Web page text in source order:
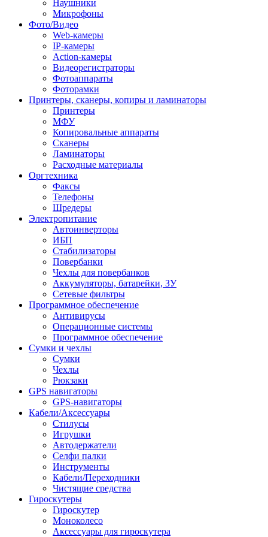
Наушники
Микрофоны
Фото/Видео
Web-камеры
IP-камеры
Action-камеры
Видеорегистраторы
Фотоаппараты
Фоторамки
Принтеры, сканеры, копиры и ламинаторы
Принтеры
МФУ
Копировальные аппараты
Сканеры
Ламинаторы
Расходные материалы
Оргтехника
Факсы
Телефоны
Шредеры
Электропитание
Автоинверторы
ИБП
Стабилизаторы
Повербанки
Чехлы для повербанков
Аккумуляторы, батарейки, ЗУ
Сетевые фильтры
Программное обеспечение
Антивирусы
Операционные системы
Программное обеспечение
Сумки и чехлы
Сумки
Чехлы
Рюкзаки
GPS навигаторы
GPS-навигаторы
Кабели/Аксессуары
Стилусы
Игрушки
Автодержатели
Селфи палки
Инструменты
Кабели/Переходники
Чистящие средства
Гироскутеры
Гироскутер
Моноколесо
Аксессуары для гироскутера